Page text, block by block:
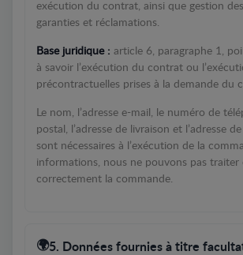
exécution du contrat, ainsi que gestion
garanties et réclamations.
Base juridique : article 6, paragraphe 1,
à savoir l’exécution du contrat ou
précontractuelles prises à la demande du
Le nom, l’adresse e-mail, le numéro de
postal, l’adresse de livraison et l’adresse
sont nécessaires à l’exécution de la
informations, nous ne pouvons pas traiter
correctement la commande.
5. Données fournies à titre